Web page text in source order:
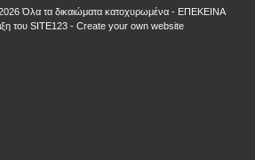
Όλα τα δικαιώματα κατοχυρωμένα - ΕΠΕΚΕΙΝΑ
του SITE123 - Create your own website